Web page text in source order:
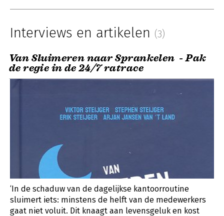
Interviews en artikelen (3)
Van Sluimeren naar Sprankelen - Pak
de regie in de 24/7 ratrace
‘In de schaduw van de dagelijkse kantoorroutine
sluimert iets: minstens de helft van de medewerkers
gaat niet voluit. Dit knaagt aan levensgeluk en kost